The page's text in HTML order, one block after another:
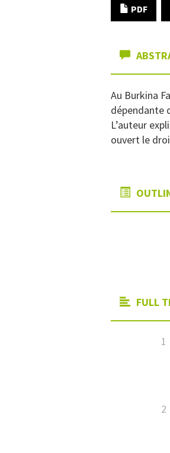
PDF
Au Burkina
dépendante
L’auteur
ouvert le
FULL